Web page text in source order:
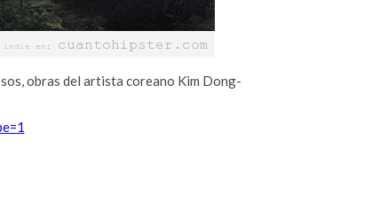
obras del artista coreano Kim Dong-